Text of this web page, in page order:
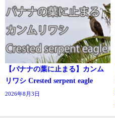
【バナナの葉に止まる】カンム
リワシ Crested serpent eagle
2026年8月3日